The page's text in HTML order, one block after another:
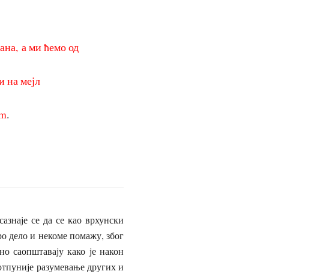
а ми ћемо од
на мејл
.
се да се као врхунски
дело и некоме помажу, због
како је након
разумевање других и